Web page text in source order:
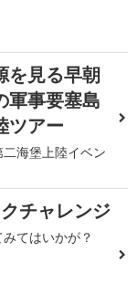
を見る早朝
軍事要塞島
ツアー
海堡上陸イベン
チャレンジ
てはいかが？